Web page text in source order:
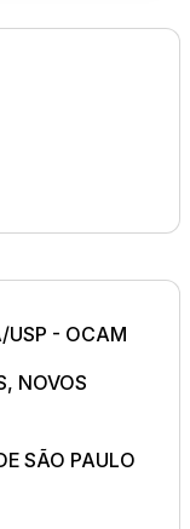
USP - OCAM
NOVOS
SÃO PAULO